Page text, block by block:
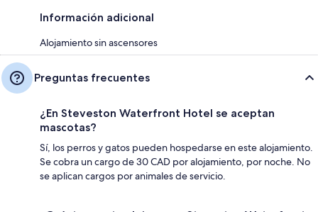
Información adicional
Alojamiento sin ascensores
Preguntas frecuentes
¿En Steveston Waterfront Hotel se aceptan
mascotas?
Sí, los perros y gatos pueden hospedarse en este alojamiento.
Se cobra un cargo de 30 CAD por alojamiento, por noche. No
se aplican cargos por animales de servicio.